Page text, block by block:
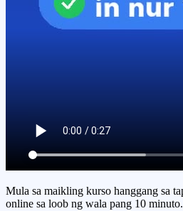
Mula sa maikling kurso hanggang sa
online sa loob ng wala pang 10 minuto.